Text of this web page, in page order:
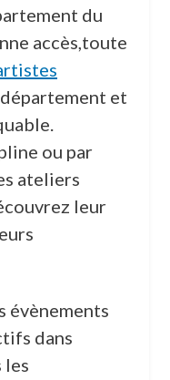
du
accès,toute
et
ou par
ateliers
leur
évènements
dans
les